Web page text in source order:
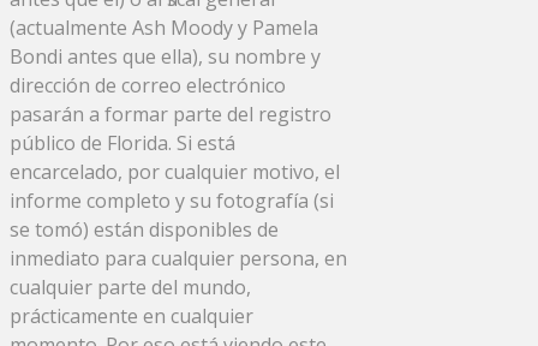
(actualmente Ash Moody y Pamela
Bondi antes que ella), su nombre y
dirección de correo electrónico
pasarán a formar parte del registro
público de Florida. Si está
encarcelado, por cualquier motivo, el
informe completo y su fotografía (si
se tomó) están disponibles de
inmediato para cualquier persona, en
cualquier parte del mundo,
prácticamente en cualquier